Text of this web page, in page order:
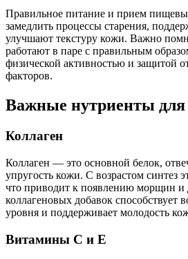
Правильное питание и прием
замедлить процессы старения,
улучшают текстуру кожи. Важно
работают в паре с правильным
физической активностью и защитой
факторов.
Важные нутриенты для
Коллаген
Коллаген — это основной белок,
упругость кожи. С возрастом синтез
что приводит к появлению морщин и
коллагеновых добавок способствует
уровня и поддерживает молодость
Витамины С и Е